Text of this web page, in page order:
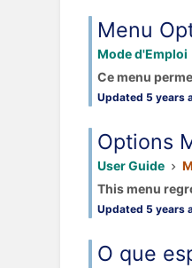
Menu
Mode d'Emploi
Ce menu
Updated 5 years
Options
User Guide
This menu
Updated 5 years
O que